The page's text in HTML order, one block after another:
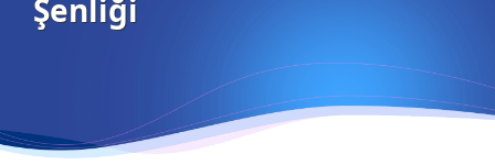
Şenliği